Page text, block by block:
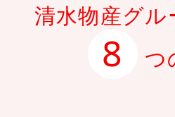
清水物産グル
8 つ